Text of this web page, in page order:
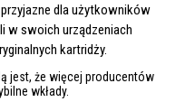
przyjazne dla użytkowników
w swoich urządzeniach
kartridży.
jest, że więcej producentów
wkłady.